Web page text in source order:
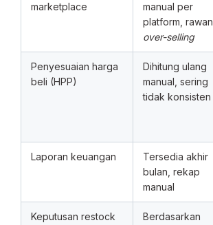
marketplace
manual per
platform, rawan
over-selling
Penyesuaian harga
beli (HPP)
Dihitung ulang
manual, sering
tidak konsisten
Laporan keuangan
Tersedia akhir
bulan, rekap
manual
Keputusan restock
Berdasarkan